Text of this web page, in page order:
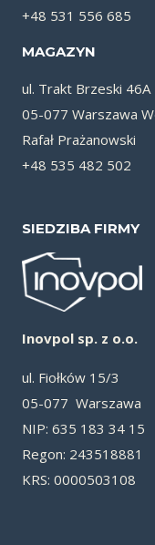
+48 531 556 685
MAGAZYN
ul. Trakt Brzeski 46A
05-077 Warszawa
Rafał Prażanowski
+48 535 482 502
SIEDZIBA FIRMY
Inovpol sp. z o.o.
ul. Fiołków 15/3
05-077 Warszawa
NIP: 635 183 34 15
Re­gon: 243518881
KRS: 0000503108